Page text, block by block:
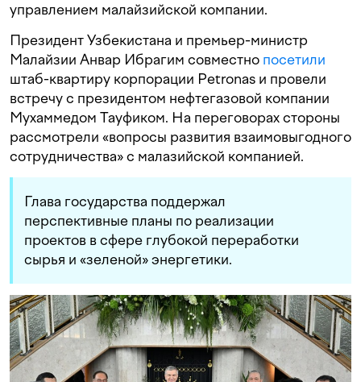
управлением малайзийской компании.
Президент Узбекистана и премьер-министр
Малайзии Анвар Ибрагим совместно посетили
штаб-квартиру корпорации Petronas и провели
встречу с президентом нефтегазовой компании
Мухаммедом Тауфиком. На переговорах стороны
рассмотрели «вопросы развития взаимовыгодного
сотрудничества» с малазийской компанией.
Глава государства поддержал
перспективные планы по реализации
проектов в сфере глубокой переработки
сырья и «зеленой» энергетики.